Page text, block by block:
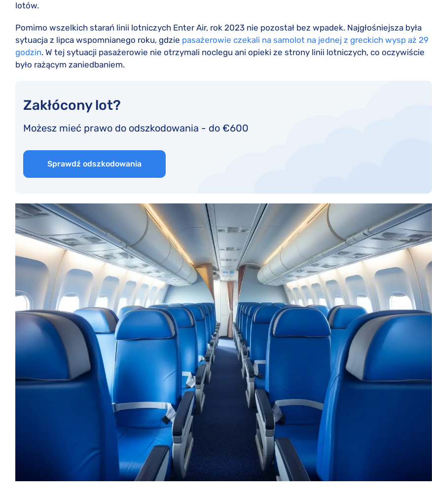
lotów.
Pomimo wszelkich starań linii lotniczych Enter Air, rok 2023 nie pozostał bez wpadek. Najgłośniejsza była
sytuacja z lipca wspomnianego roku, gdzie pasażerowie czekali na samolot na jednej z greckich wysp aż 29
godzin. W tej sytuacji pasażerowie nie otrzymali noclegu ani opieki ze strony linii lotniczych, co oczywiście
było rażącym zaniedbaniem.
Zakłócony lot?
Możesz mieć prawo do odszkodowania - do €600
Sprawdź odszkodowania